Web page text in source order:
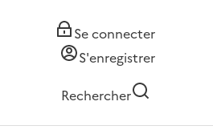
Se connecter
S'enregistrer
Rechercher